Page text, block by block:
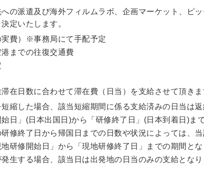
の派遣及び海外フィルムラボ、企画マーケット、ピ
定いたします。
費）※事務局にて手配予定
までの往復交通費
在日数に合わせて滞在費（日当）を支給させて頂きま
縮した場合、該当短縮期間に係る支給済みの日当は返
日」(日本出国日)から「研修終了日」(日本到着日)ま
修終了日から帰国日までの日数や状況によっては、
研修開始日」から「現地研修終了日」までの期間とな
生する場合、該当日は出発地の日当のみの支給となり